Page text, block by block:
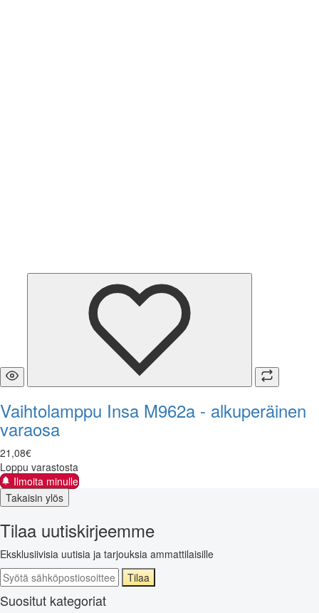
Vaihtolamppu Insa M962a - alkuperäinen
varaosa
21 ,08€
Loppu varastosta
Ilmoita minulle
Takaisin ylös
Tilaa uutiskirjeemme
Eksklusiivisia uutisia ja tarjouksia ammattilaisille
Tilaa
Suositut kategoriat